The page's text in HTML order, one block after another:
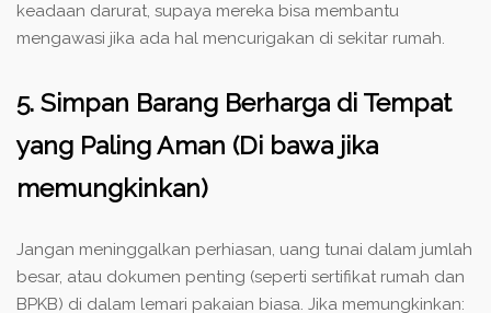
keadaan darurat, supaya mereka bisa membantu
mengawasi jika ada hal mencurigakan di sekitar rumah.
5. Simpan Barang Berharga di Tempat
yang Paling Aman (Di bawa jika
memungkinkan)
Jangan meninggalkan perhiasan, uang tunai dalam jumlah
besar, atau dokumen penting (seperti sertifikat rumah dan
BPKB) di dalam lemari pakaian biasa. Jika memungkinkan: